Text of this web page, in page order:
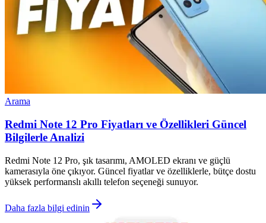
Arama
Redmi Note 12 Pro Fiyatları ve Özellikleri Güncel
Bilgilerle Analizi
Redmi Note 12 Pro, şık tasarımı, AMOLED ekranı ve güçlü
kamerasıyla öne çıkıyor. Güncel fiyatlar ve özelliklerle, bütçe dostu
yüksek performanslı akıllı telefon seçeneği sunuyor.
Daha fazla bilgi edinin